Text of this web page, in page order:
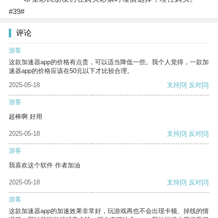
#39#
评论
游客
这款加速器app的价格有点贵，可以适当降低一些。我个人觉得，一款加
速器app的价格应该在50元以下才比较合理。
2025-05-18
支持[0] 反对[0]
游客
超棒啊 好用
2025-05-18 支持[0] 反对[0]
游客
我喜欢这个软件 作者加油
2025-05-18 支持[0] 反对[0]
游客
这款加速器app的加速效果非常好，玩游戏再也不会出现卡顿、掉线的情